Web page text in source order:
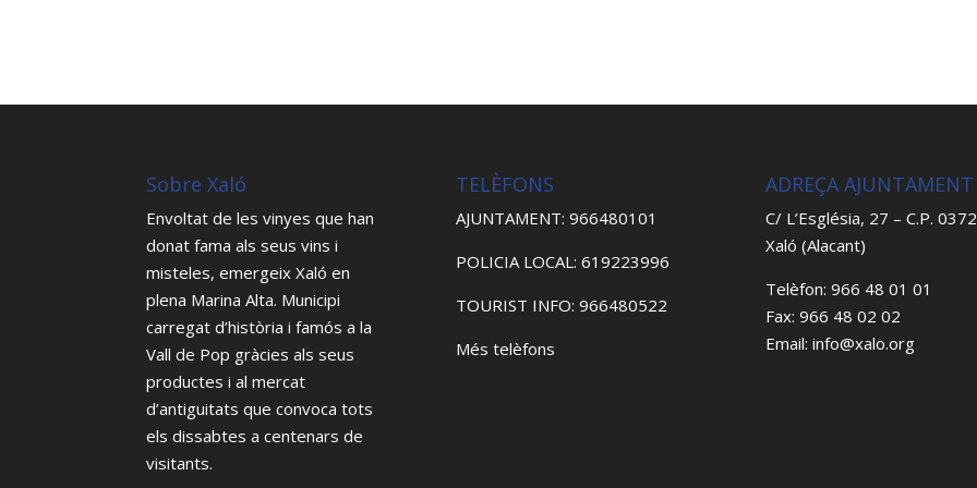
Sobre Xaló
Envoltat de les vinyes que han
donat fama als seus vins i
misteles, emergeix Xaló en
plena Marina Alta. Municipi
carregat d’història i famós a la
Vall de Pop gràcies als seus
productes i al mercat
d’antiguitats que convoca tots
els dissabtes a centenars de
visitants.
TELÈFONS
AJUNTAMENT: 966480101
POLICIA LOCAL: 619223996
TOURIST INFO: 966480522
Més telèfons
ADREÇA AJUNTAMENT
C/ L’Església, 27 – C.P.
Xaló (Alacant)
Telèfon: 966 48 01 01
Fax: 966 48 02 02
Email: info@xalo.org